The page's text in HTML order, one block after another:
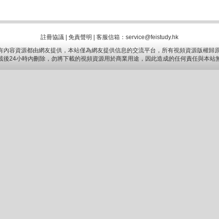
註冊協議 免責聲明
客服信箱：service@feistudy.hk
內容資源都由網友提供，本站僅為網友提供信息的交流平台，所有視頻資源版權歸
後24小時內刪除，勿將下載的視頻資源用於商業用途，因此造成的任何責任與本站